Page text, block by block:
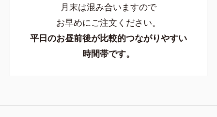
月末は混み合いますので
お早めにご注文ください。
平日のお昼前後が比較的つながりやすい
時間帯です。